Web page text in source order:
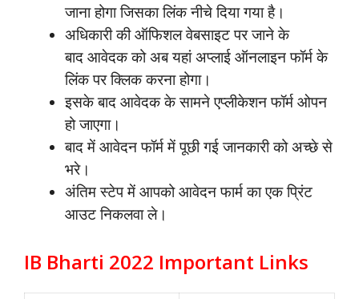
जाना होगा जिसका लिंक नीचे दिया गया है।
अधिकारी की ऑफिशल वेबसाइट पर जाने के
बाद आवेदकको अब यहां अप्लाई ऑनलाइन फॉर्म के
लिंक पर क्लिक करना होगा।
इसके बाद आवेदक के सामने एप्लीकेशन फॉर्म ओपन
हो जाएगा।
बाद में आवेदन फॉर्म में पूछी गई जानकारी को अच्छे से
भरे।
अंतिम स्टेप में आपको आवेदन फार्म का एक प्रिंट
आउट निकलवा ले।
IB Bharti 2022 Important Links